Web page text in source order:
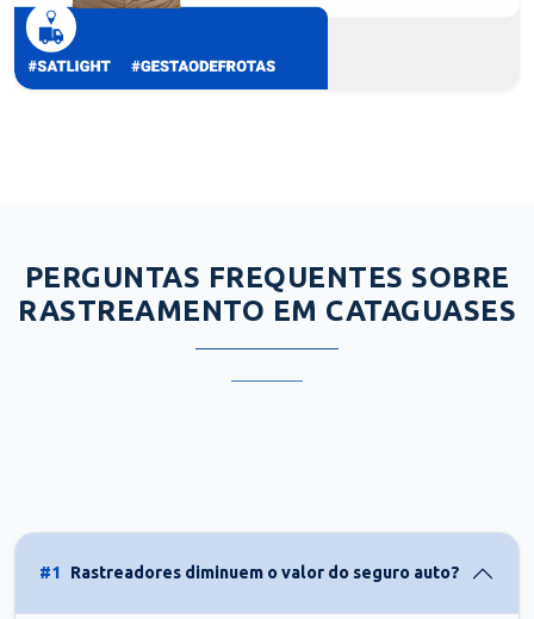
PERGUNTAS FREQUENTES SOBRE
RASTREAMENTO EM CATAGUASES
#1 Rastreadores diminuem o valor do seguro auto?